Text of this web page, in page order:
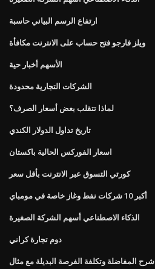
ارتفاع الرسم البياني حاسبة
ويلز فارجو فتح حساب على الانترنت مكافأة
الأسهم أخبار حية
الشركات التجارية محدودة
لماذا تتقلب بعض أسعار الصرف؟
تاريخ تداول الدولار الكندي
اسعار الفوركس الحالية باكستان
كورتي التسوق عبر الانترنت بأقل سعر
أكبر 10 شركات نفط وغاز خاصة في مومباي
الذكاء الاصطناعي أسهم الشركة الصغيرة
دوم تجارة كراني
شرح المفاضلة وتكلفة الفرصة البديلة مع مثال